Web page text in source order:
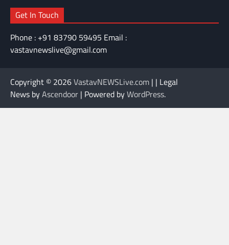
Get In Touch
Phone : +91 83790 59495 Email :
vastavnewslive@gmail.com
Copyright © 2026VastavNEWSLive.com | | Legal
News byAscendoor | Powered byWordPress.